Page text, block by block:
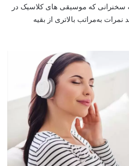
سخنرانی که موسیقی های کلاسیک در
به‌مراتب بالاتری از بقیه